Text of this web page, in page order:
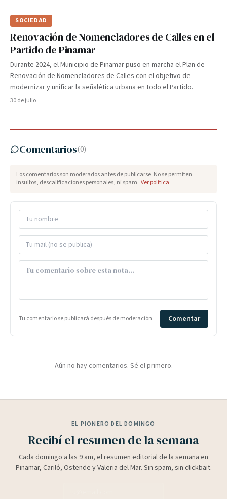
SOCIEDAD
Renovación de Nomencladores de Calles en el
Partido de Pinamar
Durante 2024, el Municipio de Pinamar puso en marcha el Plan de
Renovación de Nomencladores de Calles con el objetivo de
modernizar y unificar la señalética urbana en todo el Partido.
30 de julio
Comentarios(0)
Los comentarios son moderados antes de publicarse. No se permiten
insultos, descalificaciones personales, ni spam. Ver política
Tu comentario se publicará después de moderación. Comentar
Aún no hay comentarios. Sé el primero.
EL PIONERO DEL DOMINGO
Recibí el resumen de la semana
Cada domingo a las 9 am, el resumen editorial de la semana en
Pinamar, Cariló, Ostende y Valeria del Mar. Sin spam, sin clickbait.